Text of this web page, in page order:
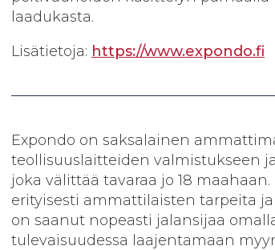
laadukasta.
Lisätietoja: https://www.expondo.fi
Expondo on saksalainen
teollisuuslaitteiden valmistukseen
joka välittää tavaraa jo 18
erityisesti ammattilaisten tarpeita
on saanut nopeasti jalansijaa
tulevaisuudessa laajentamaan